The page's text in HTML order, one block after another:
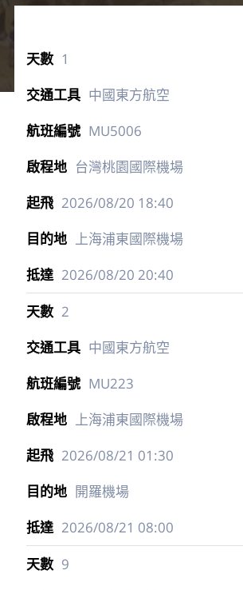
1
中國東方航空
MU5006
台灣桃園國際機場
2026/08/20 18:40
上海浦東國際機場
2026/08/20 20:40
2
中國東方航空
MU223
上海浦東國際機場
2026/08/21 01:30
開羅機場
2026/08/21 08:00
9